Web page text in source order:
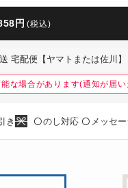
円 (税込)
宅配便【ヤマトまたは佐川】
な場合があります(通知が届
き 〇のし対応 〇 メッセ